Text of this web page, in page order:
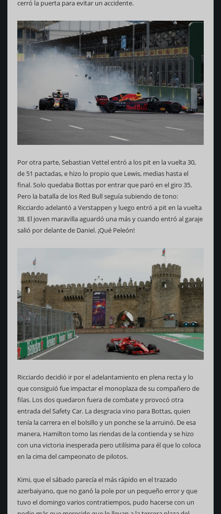
cerró la puerta para evitar un accidente.
Por otra parte, Sebastian Vettel entró a los pit en la vuelta 30,
de 51 pactadas, e hizo lo propio que Lewis, medias hasta el
final. Solo quedaba Bottas por entrar que paró en el giro 35.
Pero la batalla de los Red Bull seguía subiendo de tono:
Ricciardo adelantó a Verstappen y luego entró a pit en la vuelta
38. El joven maravilla aguardó una más y cuando entró al garaje
salió por delante de Daniel. ¡Qué Peleón!
Ricciardo decidió ir por el adelantamiento en plena recta y lo
que consiguió fue impactar el monoplaza de su compañero de
filas. Los dos quedaron fuera de combate y provocó otra
entrada del Safety Car. La desgracia vino para Bottas, quien
tenía la carrera en el bolsillo y un ponche se la arruinó. De esa
manera, Hamilton tomo las riendas de la contienda y se hizo
con una victoria inesperada pero utilísima para él que lo coloca
en la cima del campeonato de pilotos.
Kimi, que el sábado parecía el más rápido en el trazado
azerbaiyano, que no ganó la pole por un pequeño error y que
tuvo el domingo varios contratiempos, pudo hacerse con un